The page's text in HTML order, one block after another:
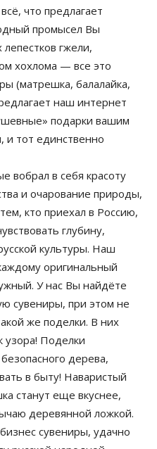
что предлагает
промысел Вы
гжели,
хохлома — все это
(матрешка, балалайка,
наш интернет
подарки вашим
и тот единственно
вобрал в себя красоту
и очарование природы,
кто приехал в Россию,
глубину,
культуры. Наш
оригинальный
У нас Вы найдёте
сувениры, при этом не
же поделки. В них
узора! Поделки
дерева,
в быту! Наваристый
станут еще вкуснее,
деревянной ложкой.
сувениры, удачно